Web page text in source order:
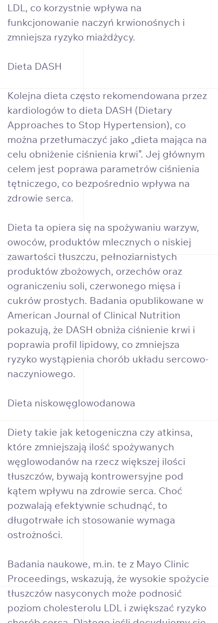
LDL, co korzystnie wpływa na
funkcjonowanie naczyń krwionośnych i
zmniejsza ryzyko miażdżycy.
Dieta DASH
Kolejna dieta często rekomendowana przez
kardiologów to dieta DASH (Dietary
Approaches to Stop Hypertension), co
można przetłumaczyć jako „dieta mająca na
celu obniżenie ciśnienia krwi”. Jej głównym
celem jest poprawa parametrów ciśnienia
tętniczego, co bezpośrednio wpływa na
zdrowie serca.
Dieta ta opiera się na spożywaniu warzyw,
owoców, produktów mlecznych o niskiej
zawartości tłuszczu, pełnoziarnistych
produktów zbożowych, orzechów oraz
ograniczeniu soli, czerwonego mięsa i
cukrów prostych. Badania opublikowane w
American Journal of Clinical Nutrition
pokazują, że DASH obniża ciśnienie krwi i
poprawia profil lipidowy, co zmniejsza
ryzyko wystąpienia chorób układu sercowo-
naczyniowego.
Dieta niskowęglowodanowa
Diety takie jak ketogeniczna czy atkinsa,
które zmniejszają ilość spożywanych
węglowodanów na rzecz większej ilości
tłuszczów, bywają kontrowersyjne pod
kątem wpływu na zdrowie serca. Choć
pozwalają efektywnie schudnąć, to
długotrwałe ich stosowanie wymaga
ostrożności.
Badania naukowe, m.in. te z Mayo Clinic
Proceedings, wskazują, że wysokie spożycie
tłuszczów nasyconych może podnosić
poziom cholesterolu LDL i zwiększać ryzyko